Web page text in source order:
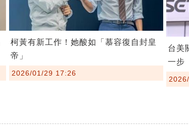
柯黃有新工作！她酸如「慕容復自封皇
帝」
2026/01/29 17:26
台美
一步